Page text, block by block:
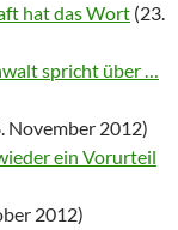
hat das Wort (23.
spricht über …
November 2012)
ein Vorurteil
2012)